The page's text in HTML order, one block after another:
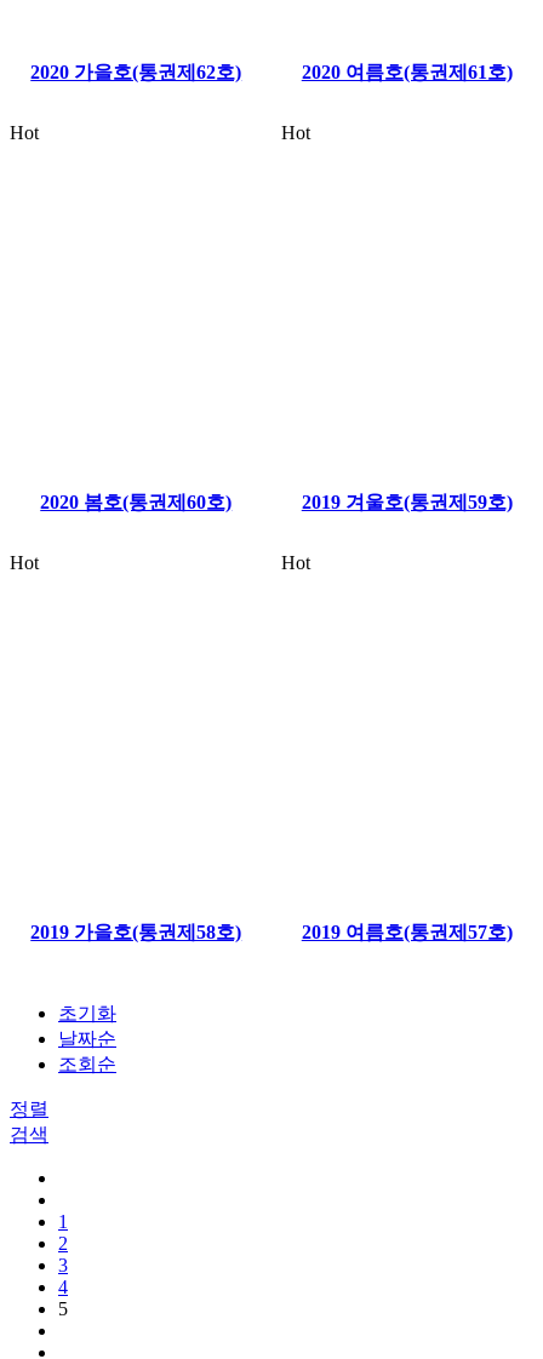
2020 가을호(통권제62호) 2020 여름호(통권제61호)
Hot
2020 봄호(통권제60호)
Hot
2019 겨울호(통권제59호)
Hot
2019 가을호(통권제58호)
Hot
2019 여름호(통권제57호)
초기화
날짜순
조회순
정렬
검색
1
2
3
4
5